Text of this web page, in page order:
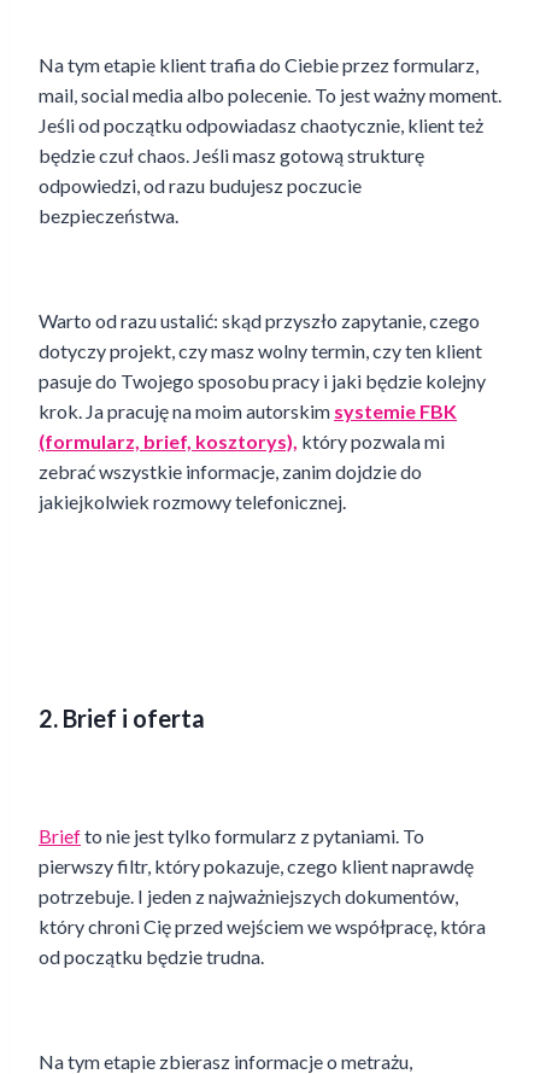
Na tym etapie klient trafia do Ciebie przez formularz,
mail, social media albo polecenie. To jest ważny moment.
Jeśli od początku odpowiadasz chaotycznie, klient też
będzie czuł chaos. Jeśli masz gotową strukturę
odpowiedzi, od razu budujesz poczucie
bezpieczeństwa.
Warto od razu ustalić: skąd przyszło zapytanie, czego
dotyczy projekt, czy masz wolny termin, czy ten klient
pasuje do Twojego sposobu pracy i jaki będzie kolejny
krok. Ja pracuję na moim autorskim systemie FBK
(formularz, brief, kosztorys), który pozwala mi
zebrać wszystkie informacje, zanim dojdzie do
jakiejkolwiek rozmowy telefonicznej.
2. Brief i oferta
Briefto nie jest tylko formularz z pytaniami. To
pierwszy filtr, który pokazuje, czego klient naprawdę
potrzebuje. I jeden z najważniejszych dokumentów,
który chroni Cię przed wejściem we współpracę, która
od początku będzie trudna.
Na tym etapie zbierasz informacje o metrażu,